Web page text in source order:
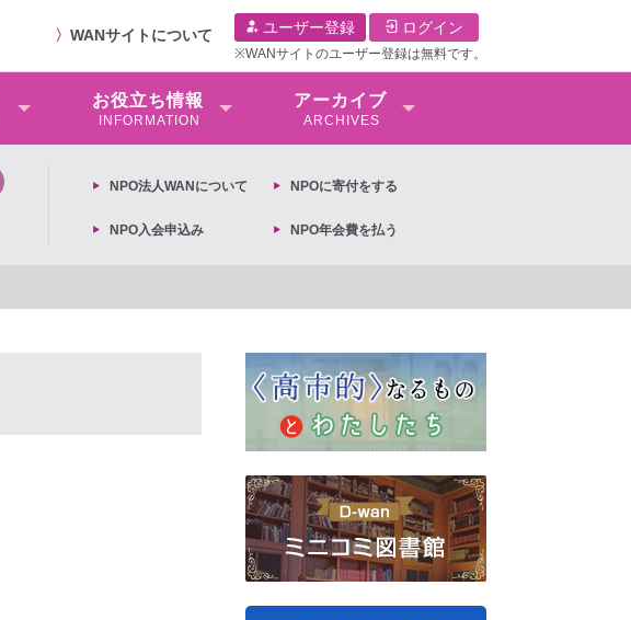
〉 WANサイトについて ユーザー登録 ログイン
※WANサイトのユーザー登録は無料です。
お役⽴ち情報
INFORMATION
アーカイブ
ARCHIVES
NPO法⼈WANについて NPOに寄付をする
NPO入会申込み NPO年会費を払う